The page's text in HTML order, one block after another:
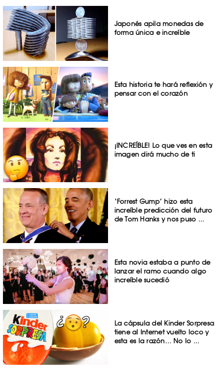
Japonés apila monedas de
forma única e increíble
Esta historia te hará reflexión y
pensar con el corazón
¡INCREÍBLE! Lo que ves en esta
imagen dirá mucho de ti
‘Forrest Gump’ hizo esta
increíble predicción del futuro
de Tom Hanks y nos puso ...
Esta novia estaba a punto de
lanzar el ramo cuando algo
increíble sucedió
La cápsula del Kinder Sorpresa
tiene al Internet vuelto loco y
esta es la razón… No lo ...